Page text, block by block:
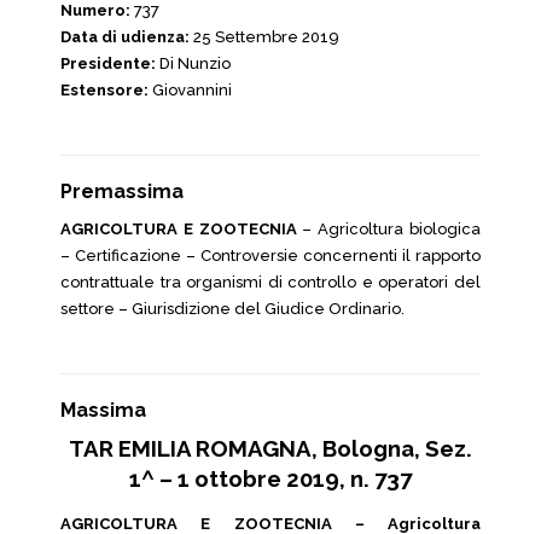
Numero: 737
Data di udienza: 25 Settembre 2019
Presidente: Di Nunzio
Estensore: Giovannini
Premassima
AGRICOLTURA E ZOOTECNIA– Agricoltura biologica
– Certificazione – Controversie concernenti il rapporto
contrattuale tra organismi di controllo e operatori del
settore – Giurisdizione del Giudice Ordinario.
Massima
TAR EMILIA ROMAGNA, Bologna, Sez.
1^ – 1 ottobre 2019, n. 737
AGRICOLTURA E ZOOTECNIA – Agricoltura